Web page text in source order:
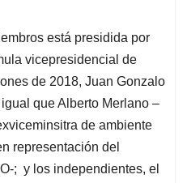
está presidida por
vicepresidencial de
de 2018, Juan Gonzalo
que Alberto Merlano –
de ambiente
representación del
; y los independientes, el